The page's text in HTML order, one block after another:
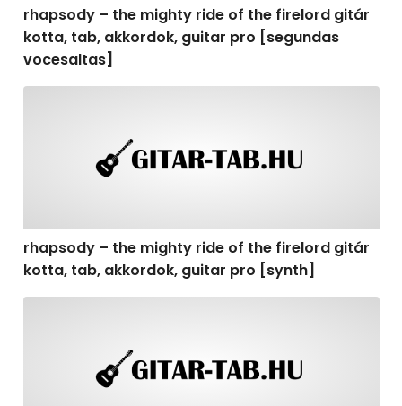
rhapsody – the mighty ride of the firelord gitár
kotta, tab, akkordok, guitar pro [segundas
vocesaltas]
rhapsody – the mighty ride of the firelord gitár
kotta, tab, akkordok, guitar pro [synth]